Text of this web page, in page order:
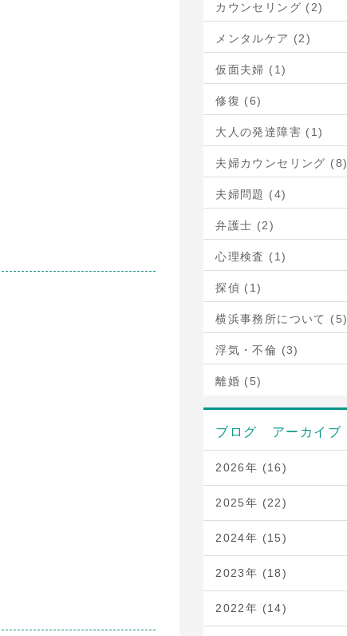
カウンセリング (2)
メンタルケア (2)
仮面夫婦 (1)
修復 (6)
大人の発達障害 (1)
夫婦カウンセリング (8)
夫婦問題 (4)
弁護士 (2)
心理検査 (1)
探偵 (1)
横浜事務所について (5)
浮気・不倫 (3)
離婚 (5)
ブログ アーカイブ
2026年 (16)
2025年 (22)
2024年 (15)
2023年 (18)
2022年 (14)